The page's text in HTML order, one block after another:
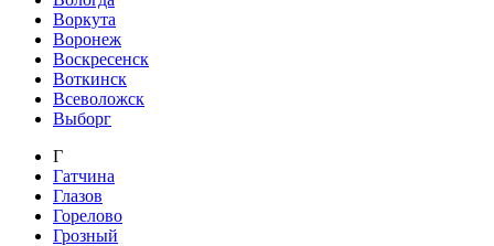
Воркута
Воронеж
Воскресенск
Воткинск
Всеволожск
Выборг
Г
Гатчина
Глазов
Горелово
Грозный